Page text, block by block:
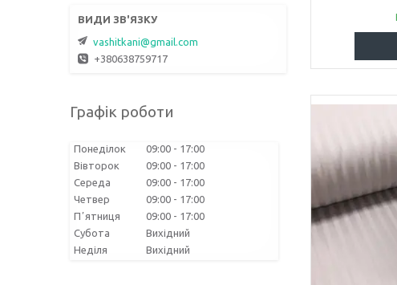
vashitkani@gmail.com
+380638759717
Графік роботи
Понеділок 09:00
17:00
Вівторок
09:00
17:00
Середа
09:00
17:00
Четвер
09:00
17:00
Пʼятниця
09:00
17:00
Субота
Вихідний
Неділя
Вихідний